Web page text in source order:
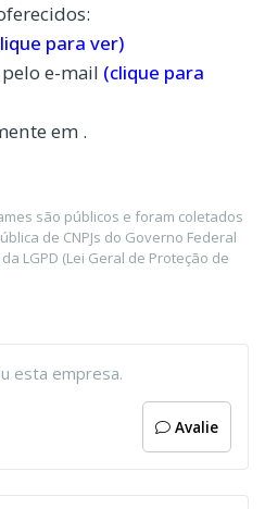
para ver)
e-mail (clique para
em .
são públicos e foram coletados
de CNPJs do Governo Federal
LGPD (Lei Geral de Proteção de
esta empresa.
Avalie